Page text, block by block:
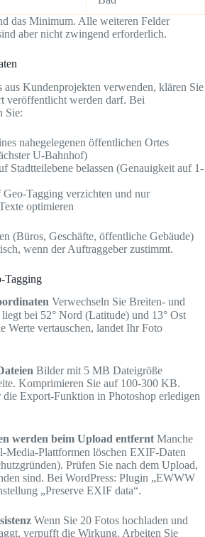
das Minimum. Alle weiteren Felder
aber nicht zwingend erforderlich.
aus Kundenprojekten verwenden, klären Sie
veröffentlicht werden darf. Bei
Sie:
nahegelegenen öffentlichen Ortes
U-Bahnhof)
Stadtteilebene belassen (Genauigkeit auf 1-
Tagging verzichten und nur
optimieren
(Büros, Geschäfte, öffentliche Gebäude)
wenn der Auftraggeber zustimmt.
Tagging
Verwechseln Sie Breiten- und
bei 52° Nord (Latitude) und 13° Ost
Werte vertauschen, landet Ihr Foto
Bilder mit 5 MB Dateigröße
Komprimieren Sie auf 100-300 KB.
Export-Funktion in Photoshop erledigen
werden beim Upload entferntManche
Media-Plattformen löschen EXIF-Daten
Prüfen Sie nach dem Upload,
sind. Bei WordPress: Plugin „EWWW
„Preserve EXIF data“.
Wenn Sie 20 Fotos hochladen und
verpufft die Wirkung. Arbeiten Sie